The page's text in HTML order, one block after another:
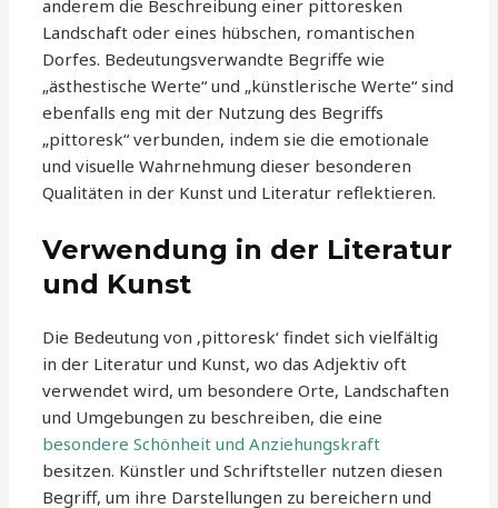
anderem die Beschreibung einer pittoresken
Landschaft oder eines hübschen, romantischen
Dorfes. Bedeutungsverwandte Begriffe wie
„ästhestische Werte“ und „künstlerische Werte“ sind
ebenfalls eng mit der Nutzung des Begriffs
„pittoresk“ verbunden, indem sie die emotionale
und visuelle Wahrnehmung dieser besonderen
Qualitäten in der Kunst und Literatur reflektieren.
Verwendung in der Literatur
und Kunst
Die Bedeutung von ‚pittoresk‘ findet sich vielfältig
in der Literatur und Kunst, wo das Adjektiv oft
verwendet wird, um besondere Orte, Landschaften
und Umgebungen zu beschreiben, die eine
besondere Schönheit und Anziehungskraft
besitzen. Künstler und Schriftsteller nutzen diesen
Begriff, um ihre Darstellungen zu bereichern und